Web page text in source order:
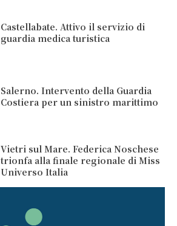
Castellabate. Attivo il servizio di
guardia medica turistica
Salerno. Intervento della Guardia
Costiera per un sinistro marittimo
Vietri sul Mare. Federica Noschese
trionfa alla finale regionale di Miss
Universo Italia